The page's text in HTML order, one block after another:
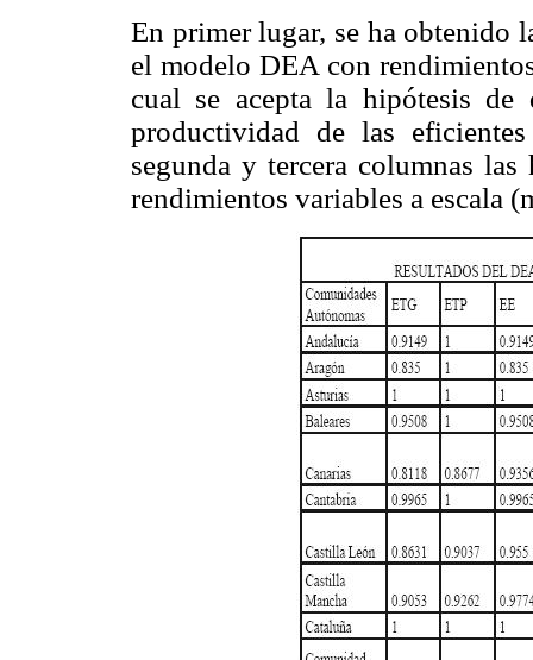
En primer lugar, se ha obtenido
el modelo DEA con
cual se acepta la hipótesis de
productividad de las
segunda y tercera columnas
rendimientos variables a escala